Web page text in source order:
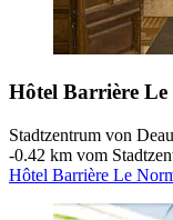
Hôtel Barrière
Stadtzentrum von
‐0.42 km vom
Hôtel Barrière Le